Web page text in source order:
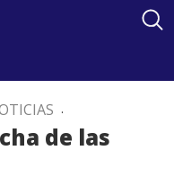
.
de las